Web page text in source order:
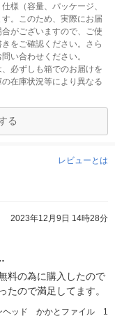
様（容量、パッケージ、
。このため、実際にお届
がございますので、ご使
をご確認ください。さら
い合わせください。
必ずしも箱でのお届けを
在庫状況等により異なる
る
レビューとは
2023年12月9日 14時28分
料の為に購入したので
ので満足してます。
ヘッド かかとファイル 1